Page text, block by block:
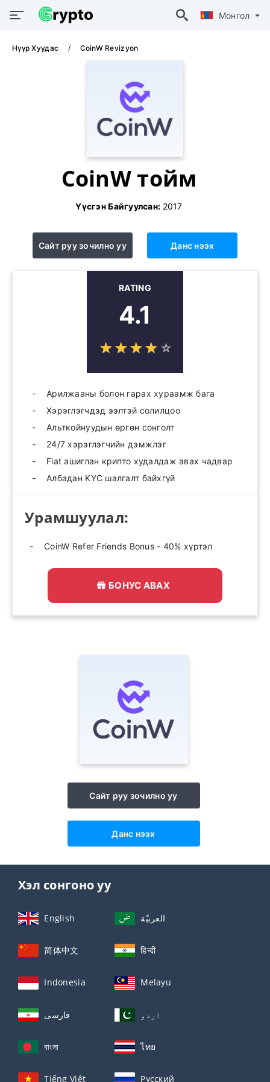
Монгол
Нүүр Хуудас CoinW Revizyon
CoinW тойм
Үүсгэн Байгуулсан: 2017
Сайт руу зочилно уу Данс нээх
RATING
4.1
☆☆☆☆ ☆
★★★★ ★
Арилжааны болон гарах хураамж бага
Хэрэглэгчдэд ээлтэй солилцоо
Альткойнуудын өргөн сонголт
24/7 хэрэглэгчийн дэмжлэг
Fiat ашиглан крипто худалдаж авах чадвар
Албадан KYC шалгалт байхгүй
Урамшуулал:
CoinW Refer Friends Bonus - 40% хүртэл
БОНУС АВАХ
Сайт руу зочилно уу
Данс нээх
Хэл сонгоно уу
English العربيّة
简体中文 हिन्दी
Indonesia Melayu
فارسی اردو
বাংলা ไทย
Tiếng Việt Русский